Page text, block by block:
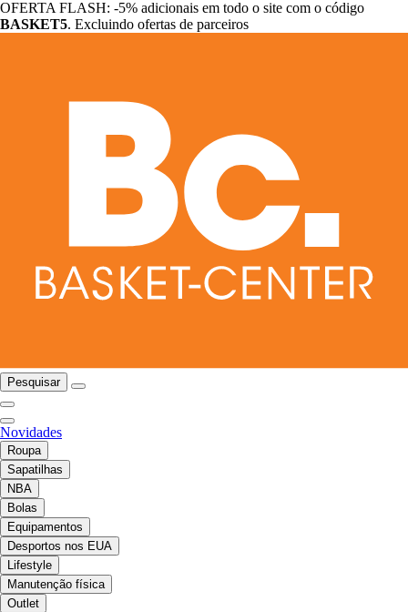
OFERTA FLASH: -5% adicionais em todo o site com o código
BASKET5. Excluindo ofertas de parceiros
Pesquisar
Novidades
Roupa
Sapatilhas
NBA
Bolas
Equipamentos
Desportos nos EUA
Lifestyle
Manutenção física
Outlet